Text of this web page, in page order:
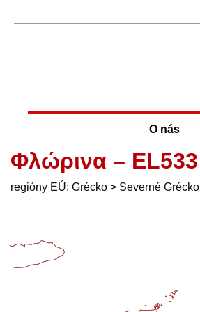
O nás
Φλώρινα – EL533
regióny EÚ: Grécko > Severné Grécko